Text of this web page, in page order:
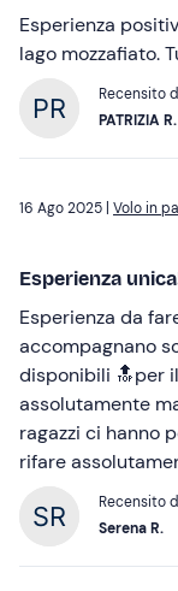
Esperienza
lago mozzafiato.
Recensito
PATRIZIA R.
16 Ago 2025 | Volo in
Esperienza
Esperienza da
accompagnano
disponibili 🔝per
assolutamente
ragazzi ci hanno
rifare
Recensito
Serena R.